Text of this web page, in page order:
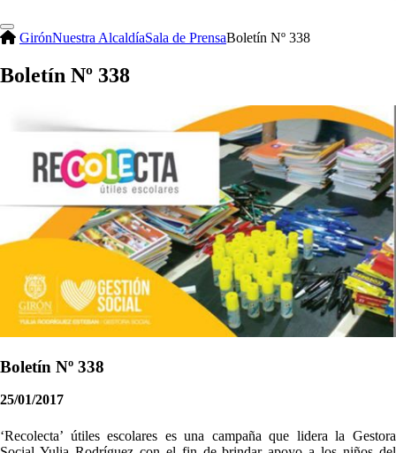
GirónNuestra AlcaldíaSala de PrensaBoletín Nº 338
Boletín Nº 338
Boletín Nº 338
25/01/2017
‘Recolecta’ útiles escolares es una campaña que lidera la Gestora